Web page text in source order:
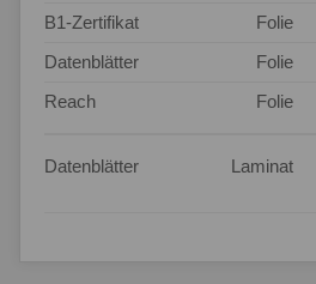
B1-Zertifikat
Folie
Datenblätter
Folie
Reach
Folie
Datenblätter Laminat